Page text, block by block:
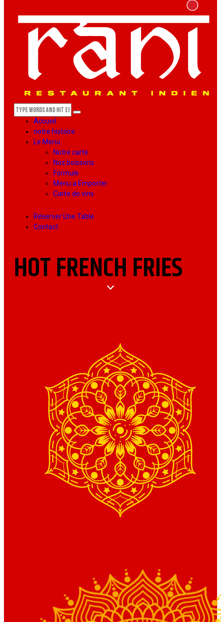
Accueil
notre histoire
Le Menu
Notre carte
Nos boissons
Formule
Menu a Emporter
Carte de vins
Réserver Une Table
Contact
HOT FRENCH FRIES